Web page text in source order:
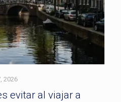
2026
evitar al viajar a